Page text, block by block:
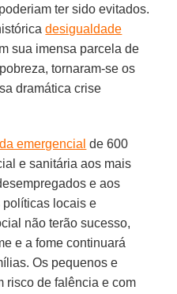
ter sido evitados.
desigualdade
sua imensa parcela de
tornaram-se os
dramática crise
emergencial de 600
e sanitária aos mais
e aos
políticas locais e
não terão sucesso,
e a fome continuará
Os pequenos e
risco de falência e com